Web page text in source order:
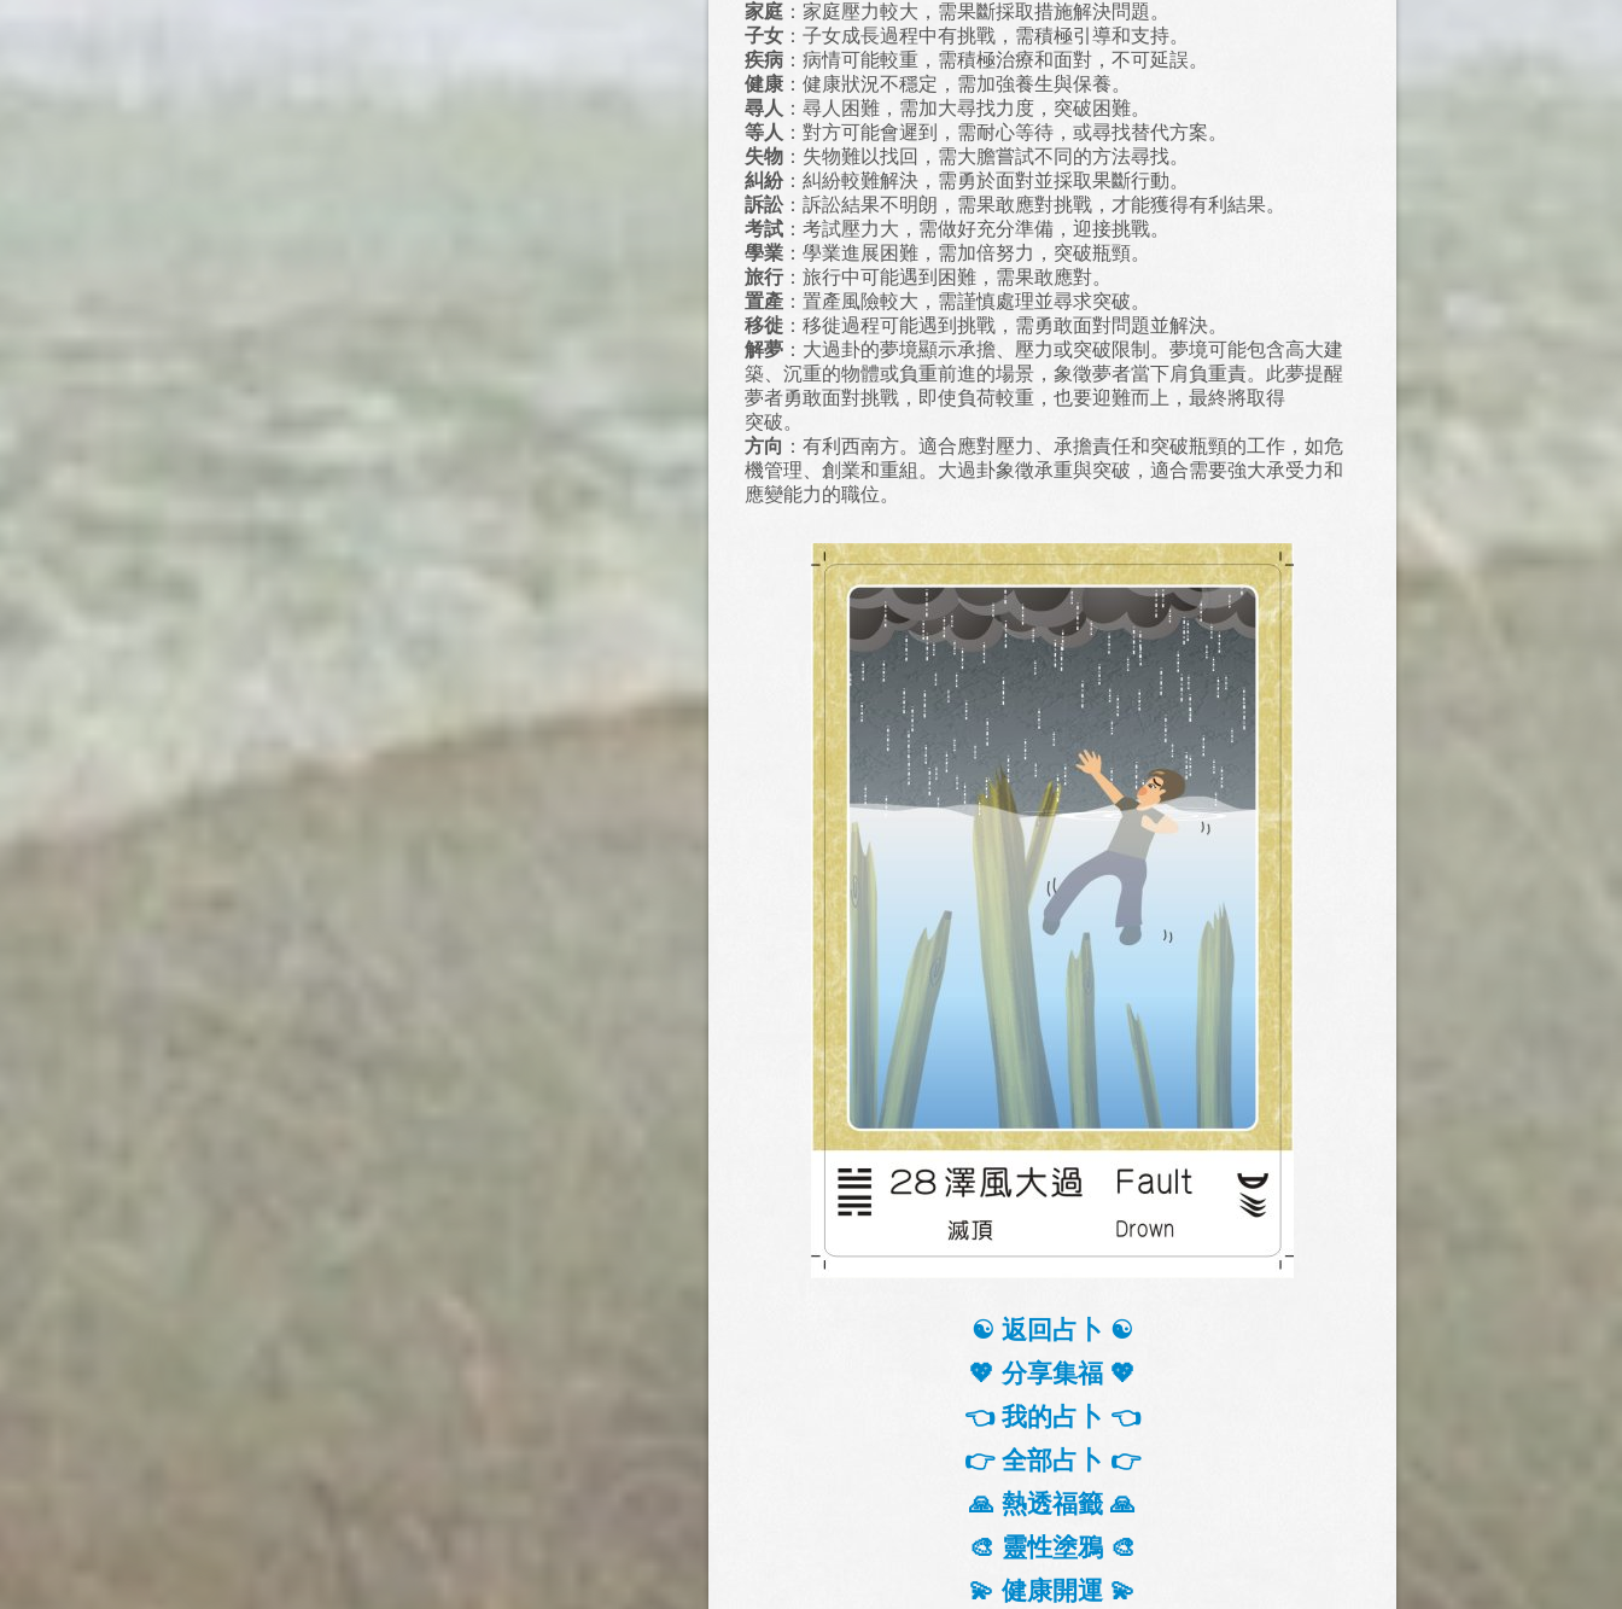
家庭 ：家庭壓力較大，需果斷採取措施解決問題。
子女 ：子女成長過程中有挑戰，需積極引導和支持。
疾病 ：病情可能較重，需積極治療和面對，不可延誤。
健康 ：健康狀況不穩定，需加強養生與保養。
尋人 ：尋人困難，需加大尋找力度，突破困難。
等人 ：對方可能會遲到，需耐心等待，或尋找替代方案。
失物 ：失物難以找回，需大膽嘗試不同的方法尋找。
糾紛：糾紛較難解決，需勇於面對並採取果斷行動。
訴訟：訴訟結果不明朗，需果敢應對挑戰，才能獲得有利結果。
考試 ：考試壓力大，需做好充分準備，迎接挑戰。
學業 ：學業進展困難，需加倍努力，突破瓶頸。
旅行：旅行中可能遇到困難，需果敢應對。
置產 ：置產風險較大，需謹慎處理並尋求突破。
移徙 ：移徙過程可能遇到挑戰，需勇敢面對問題並解決。
解夢 ：大過卦的夢境顯示承擔、壓力或突破限制。夢境可能包含高大建
築、沉重的物體或負重前進的場景，象徵夢者當下肩負重責。此夢提醒
夢者勇敢面對挑戰，即使負荷較重，也要迎難而上，最終將取得
突破。
方向 ：有利西南方。適合應對壓力、承擔責任和突破瓶頸的工作，如危
機管理、創業和重組。大過卦象徵承重與突破，適合需要強大承受力和
應變能力的職位。
☯️ 返回占卜 ☯️
💖 分享集福 💖
👈 我的占卜 👈
👉 全部占卜 👉
🙏 熱透福籤 🙏
🎨 靈性塗鴉 🎨
💫 健康開運 💫